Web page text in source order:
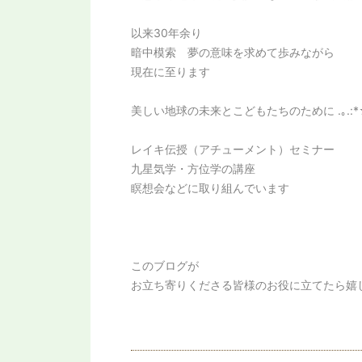
以来30年余り
暗中模索 夢の意味を求めて歩みながら
現在に至ります
美しい地球の未来とこどもたちのために .｡
レイキ伝授（アチューメント）セミナー
九星気学・方位学の講座
瞑想会などに取り組んでいます
このブログが
お立ち寄りくださる皆様のお役に立てたら嬉